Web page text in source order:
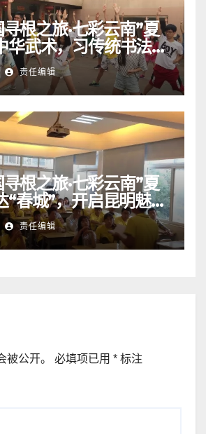
根之旅·七彩云南”夏
华武术，习传统书法，
久文化！
责任编辑
根之旅·七彩云南”夏
“春城”，开启昆明魅力
责任编辑
被公开。 必填项已用 * 标注